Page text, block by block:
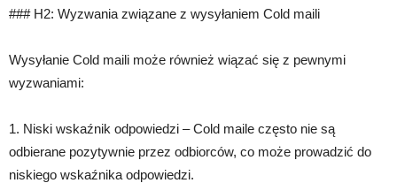
### H2: Wyzwania związane z wysyłaniem Cold maili
Wysyłanie Cold maili może również wiązać się z pewnymi
wyzwaniami:
1. Niski wskaźnik odpowiedzi – Cold maile często nie są
odbierane pozytywnie przez odbiorców, co może prowadzić do
niskiego wskaźnika odpowiedzi.